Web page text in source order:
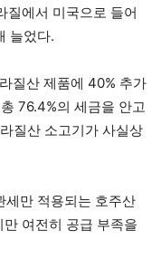
질에서 미국으로 들어
늘었다.
질산 제품에 40% 추가
76.4%의 세금을 안고
질산 소고기가 사실상
세만 적용되는 호주산
여전히 공급 부족을